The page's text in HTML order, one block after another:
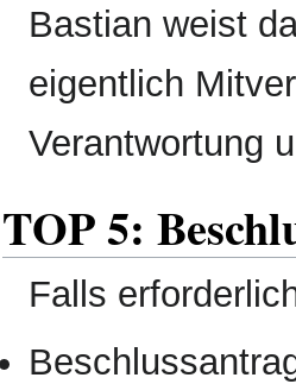
Bastian weist
eigentlich
Verantwortung
TOP 5:
Falls